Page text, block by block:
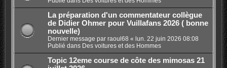
La préparation d'un commentateur collègue
de Didier Ohmer pour Vuillafans 2026 ( bonne
nouvelle)
Dernier message par raoul68 « lun. 22 juin 2026 08:08
Publié dans Des voitures et des Hommes
Topic 12eme course de côte des mimosas 21